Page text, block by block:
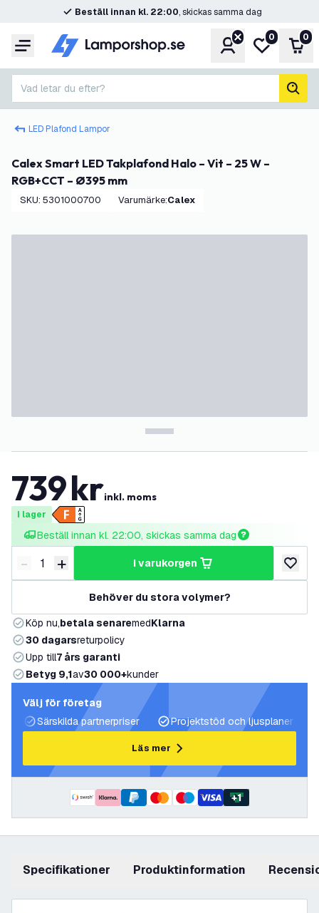
Beställ innan kl. 22:00, skickas samma dag
Meny KontoMin0 0
Vad letar du efter?
sök
LED Plafond Lampor
Calex Smart LED Takplafond Halo – Vit – 25 W –
RGB+CCT – Ø395 mm
SKU: 5301000700 Varumärke: Calex
739krinkl. moms
I lager
Beställ innan kl. 22:00, skickas samma dag
Minska antal
- Öka antal
+ i varukorgen
lägg
Behöver du stora volymer?
Köp nu,betala senaremedKlarna
30 dagarsreturpolicy
Upp till7 års garanti
Betyg 9,1av30 000+kunder
Välj för företag
Särskilda partnerpriser
Projektstöd och ljusplaner
Läs mer
+1
Specifikationer produktinformation